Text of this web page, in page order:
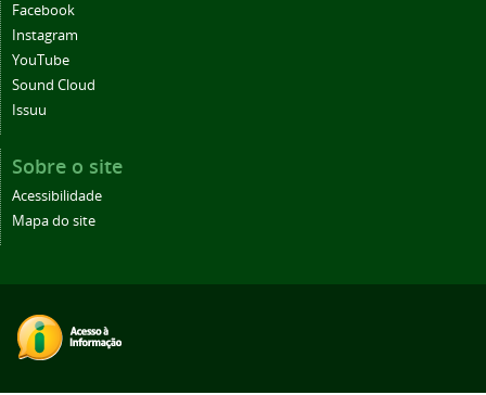
Facebook
Instagram
YouTube
Sound Cloud
Issuu
Sobre o site
Acessibilidade
Mapa do site